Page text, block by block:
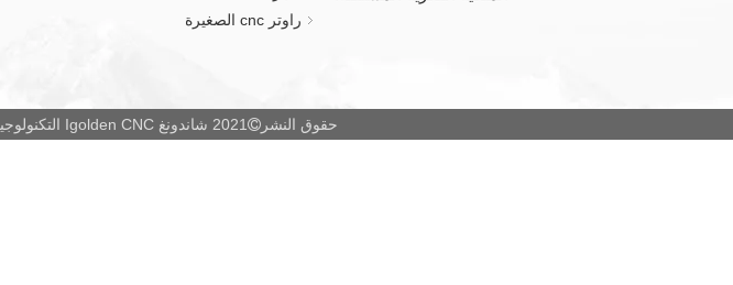
راوتر cnc الصغيرة
حقوق النشر 2021 شاندونغ Igolden CNC التكنولوجيا المحدودة